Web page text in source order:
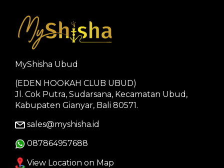
MyShisha Ubud
(EDEN HOOKAH CLUB UBUD)
Jl. Cok Putra, Sudarsana, Kecamatan Ubud,
Kabupaten Gianyar, Bali 80571.
sales@myshisha.id
087864957688
View Location on Map